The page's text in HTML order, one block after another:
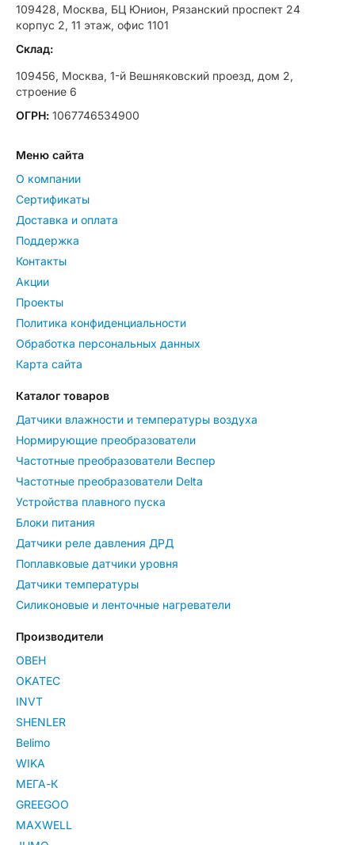
109428, Москва, БЦ Юнион, Рязанский проспект 24
корпус 2, 11 этаж, офис 1101
Склад:
109456, Москва, 1-й Вешняковский проезд, дом 2,
строение 6
ОГРН: 1067746534900
Меню сайта
О компании
Сертификаты
Доставка и оплата
Поддержка
Контакты
Акции
Проекты
Политика конфиденциальности
Обработка персональных данных
Карта сайта
Каталог товаров
Датчики влажности и температуры воздуха
Нормирующие преобразователи
Частотные преобразователи Веспер
Частотные преобразователи Delta
Устройства плавного пуска
Блоки питания
Датчики реле давления ДРД
Поплавковые датчики уровня
Датчики температуры
Силиконовые и ленточные нагреватели
Производители
ОВЕН
OKATEC
INVT
SHENLER
Belimo
WIKA
МЕГА-К
GREEGOO
MAXWELL